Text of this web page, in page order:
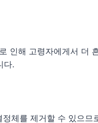
인해 고령자에게서 더
다.
체를 제거할 수 있으므